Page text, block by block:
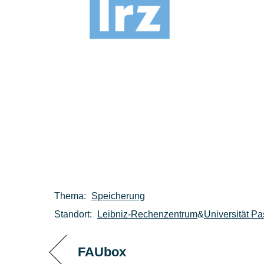
Thema:
Speicherung
Standort:
Leibniz-Rechenzentrum&Universität
FAUbox